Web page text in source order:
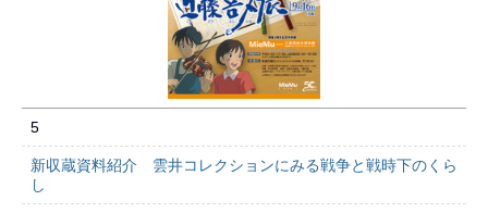
5
新収蔵資料紹介 雲井コレクションにみる戦争と戦時下のくら
し